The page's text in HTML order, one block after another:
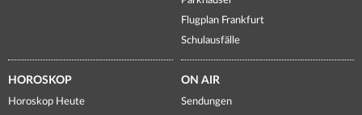
Flugplan Frankfurt
Schulausfälle
HOROSKOP
Horoskop Heute
ON AIR
Sendungen